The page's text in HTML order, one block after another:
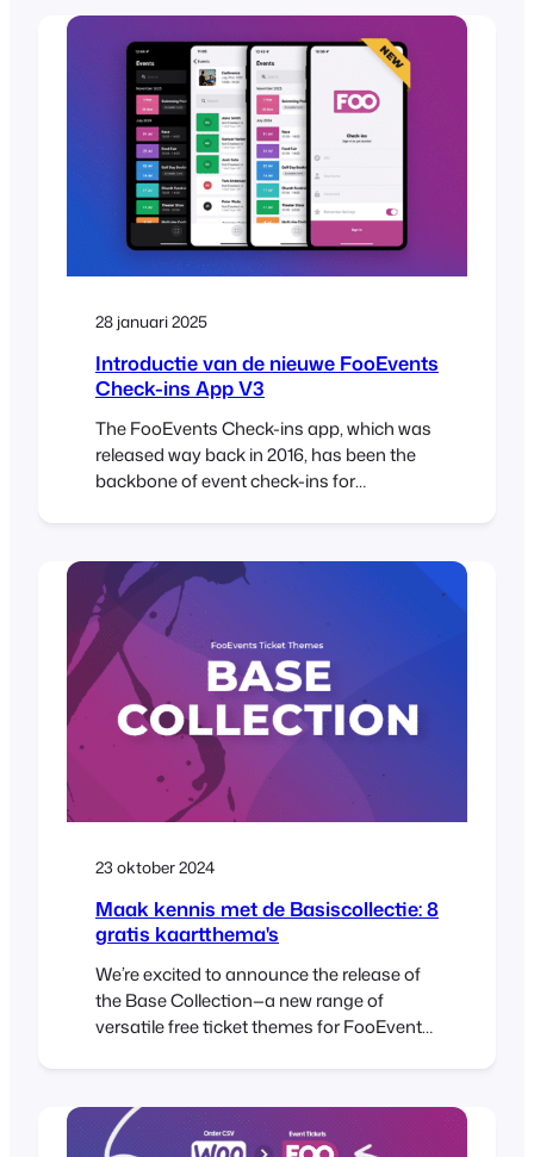
update, please ensure all your installed
FooEvents extensions are also updated to
their latest versions. This update makes it
possible to use the new WooCommerce
Checkout…
28 januari 2025
Introductie van de nieuwe FooEvents
Check-ins App V3
The FooEvents Check-ins app, which was
released way back in 2016, has been the
backbone of event check-ins for
It has evolved considerably since the initial
launch and we’re thrilled to unveil a
completely rebuilt FooEvents Check-ins
App (version 3.0.0), which will begin rolling…
23 oktober 2024
Maak kennis met de Basiscollectie: 8
gratis kaartthema's
We’re excited to announce the release of
the Base Collection—a new range of
versatile free ticket themes for FooEvents.
attendees receive an HTML ticket email
after purchasing a ticket. Ticket themes